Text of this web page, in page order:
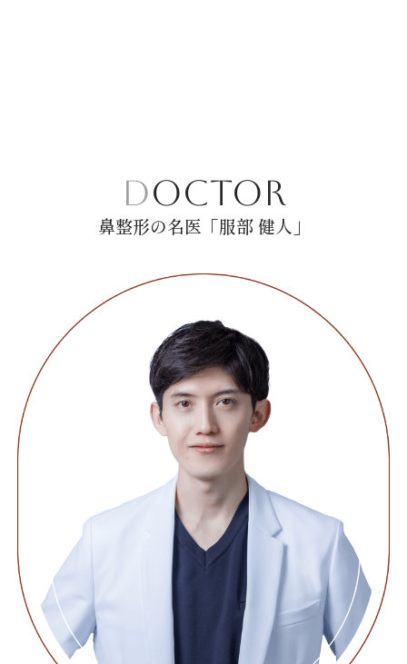
DOCTOR
鼻整形の名医「服部 健人」